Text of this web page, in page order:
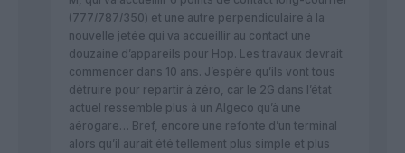
(777/787/350) et une autre perpendiculaire à la
nouvelle jetée qui va accueillir au contact une
douzaine d’appareils pour Hop. Les travaux devrait
commencer dans 10 ans. J’espère qu’ils vont tous
détruire pour repartir à zéro, car le 2G dans l’état
actuel ressemble plus à un Algeco qu’à une
aérogare… Bref, encore une refonte d’un terminal
alors qu’il aurait été tellement plus simple et plus